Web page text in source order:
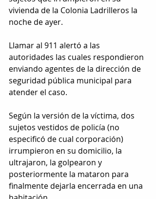
vivienda de la Colonia Ladrilleros la
noche de ayer.
Llamar al 911 alertó a las
autoridades las cuales respondieron
enviando agentes de la dirección de
seguridad pública municipal para
atender el caso.
Según la versión de la víctima, dos
sujetos vestidos de policía (no
especificó de cual corporación)
irrumpieron en su domicilio, la
ultrajaron, la golpearon y
posteriormente la mataron para
finalmente dejarla encerrada en una